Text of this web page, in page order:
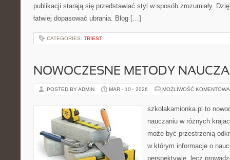
publikacji starają się przedstawiać styl w sposób zrozumiały.
łatwiej dopasować ubrania. Blog […]
CATEGORIES: TRIEST
NOWOCZESNE METODY
POSTED BY ADMIN MAR - 10 - 2026 MOŻLIWOŚĆ
szkolakamionka.pl to
nauczaniu w różnych
może być przestrzenią
w którym informacje o
perspektywie, lecz